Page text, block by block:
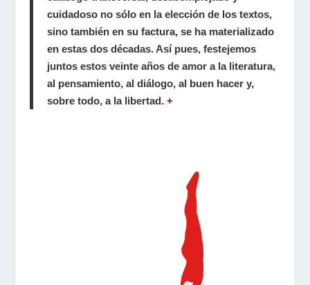
cuidadoso no sólo en la elección de los textos,
sino también en su factura, se ha materializado
en estas dos décadas. Así pues, festejemos
juntos estos veinte años de amor a la literatura,
al pensamiento, al diálogo, al buen hacer y,
sobre todo, a la libertad. +